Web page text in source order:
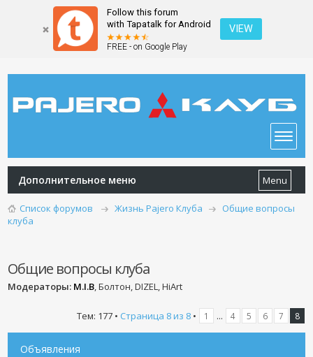
Follow this forum
with Tapatalk for Android
FREE - on Google Play
VIEW
Дополнительное меню Menu
Список форумов Жизнь Pajero Клуба
Общие вопросы
клуба
Общие вопросы клуба
Модераторы: M.I.B, Болтон, DIZEL, HiArt
Тем: 177 • Страница 8из 8• 1 ... 4 5 6 7 8
Объявления